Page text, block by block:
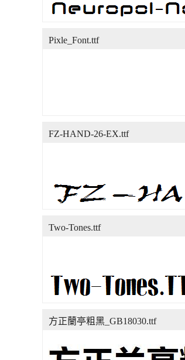
Pixle_Font.ttf
FZ-HAND-26-EX.ttf
Two-Tones.ttf
方正蘭亭粗黑_GB18030.ttf